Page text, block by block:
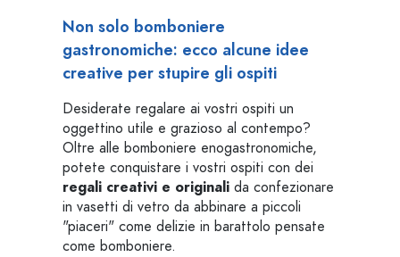
Non solo bomboniere
gastronomiche: ecco alcune idee
creative per stupire gli ospiti
Desiderate regalare ai vostri ospiti un
oggettino utile e grazioso al contempo?
Oltre alle bomboniere enogastronomiche,
potete conquistare i vostri ospiti con dei
regali creativi e originali da confezionare
in vasetti di vetro da abbinare a piccoli
"piaceri" come delizie in barattolo pensate
come bomboniere.